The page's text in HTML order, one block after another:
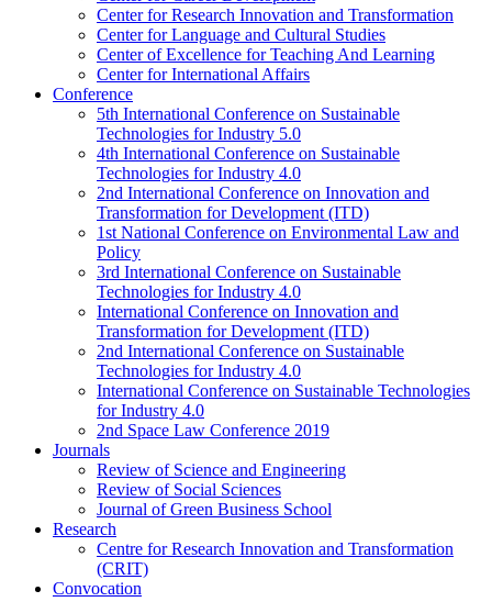
Center for Research Innovation and Transformation
Center for Language and Cultural Studies
Center of Excellence for Teaching And Learning
Center for International Affairs
Conference
5th International Conference on Sustainable
Technologies for Industry 5.0
4th International Conference on Sustainable
Technologies for Industry 4.0
2nd International Conference on Innovation and
Transformation for Development (ITD)
1st National Conference on Environmental Law and
Policy
3rd International Conference on Sustainable
Technologies for Industry 4.0
International Conference on Innovation and
Transformation for Development (ITD)
2nd International Conference on Sustainable
Technologies for Industry 4.0
International Conference on Sustainable Technologies
for Industry 4.0
2nd Space Law Conference 2019
Journals
Review of Science and Engineering
Review of Social Sciences
Journal of Green Business School
Research
Centre for Research Innovation and Transformation
(CRIT)
Convocation